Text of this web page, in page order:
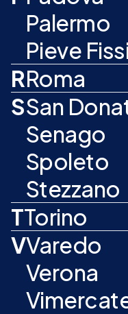
Palermo
Pieve
RRoma
SSan
Senago
Spoleto
Stezzano
TTorino
VVaredo
Verona